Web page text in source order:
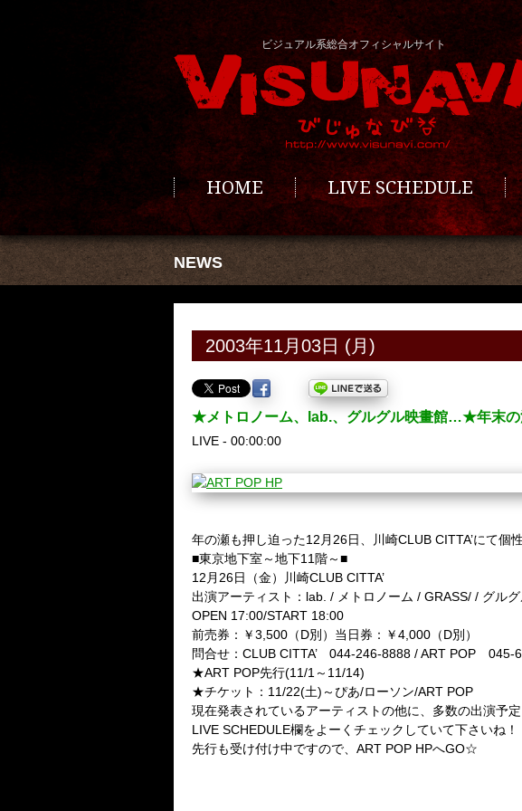
ビジュアル系総合オフィシャルサイト
HOME LIVE SCHEDULE
NEWS
2003年11月03日 (月)
★メトロノーム、lab.、グルグル映畫館…★年末の
LIVE - 00:00:00
年の瀬も押し迫った12月26日、川崎CLUB CITTA’にて個
■東京地下室～地下11階～■
12月26日（金）川崎CLUB CITTA’
出演アーティスト：lab. / メトロノーム / GRASS/ / グル
OPEN 17:00/START 18:00
前売券：￥3,500（D別）当日券：￥4,000（D別）
問合せ：CLUB CITTA’ 044-246-8888 / ART POP 045-
★ART POP先行(11/1～11/14)
★チケット：11/22(土)～ぴあ/ローソン/ART POP
現在発表されているアーティストの他に、多数の出演予定
LIVE SCHEDULE欄をよーくチェックしていて下さいね！
先行も受け付け中ですので、ART POP HPへGO☆